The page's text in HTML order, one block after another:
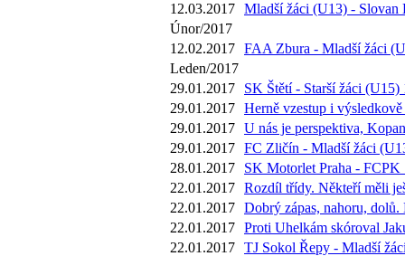
12.03.2017 Mladší žáci (U13) - Slovan
Únor/2017
12.02.2017 FAA Zbura - Mladší žáci
Leden/2017
29.01.2017
SK Štětí - Starší žáci (U15)
29.01.2017 Herně vzestup i
29.01.2017 U nás je perspektiva,
29.01.2017 FC Zličín - Mladší žáci
28.01.2017
SK Motorlet Praha - FCPK
22.01.2017 Rozdíl třídy. Někteří měli
22.01.2017 Dobrý zápas, nahoru,
22.01.2017 Proti Uhelkám skóroval
22.01.2017 TJ Sokol Řepy - Mladší